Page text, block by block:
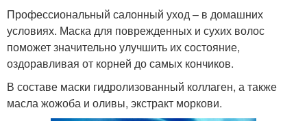
Профессиональный салонный уход – в домашних
условиях. Маска для поврежденных и сухих волос
поможет значительно улучшить их состояние,
оздоравливая от корней до самых кончиков.
В составе маски гидролизованный коллаген, а также
масла жожоба и оливы, экстракт моркови.